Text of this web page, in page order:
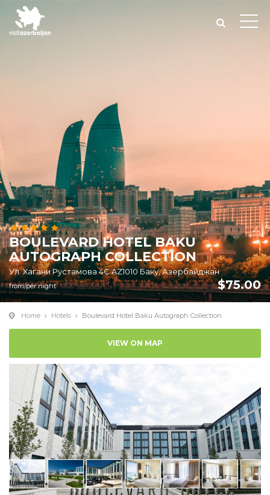
BOULEVARD HOTEL BAKU
AUTOGRAPH COLLECTION
Ул. Хагани Рустамова 4С AZ1010 Баку, Азербайджан
from/per night $75.00
Home Hotels Boulevard Hotel Baku Autograph Collection
VIEW ON MAP